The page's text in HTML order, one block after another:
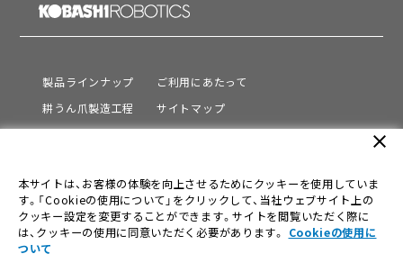
製品ラインナップ
耕うん爪製造工程
サポート
会社情報
採用情報
ニュース
ご利用にあたって
サイトマップ
プライバシーポリシー
本サイトは、お客様の体験を向上させるためにクッキーを使用していま
す。「Cookieの使用について」をクリックして、当社ウェブサイト上の
クッキー設定を変更することができます。サイトを閲覧いただく際に
は、クッキーの使用に同意いただく必要があります。 Cookieの使用に
ついて
close